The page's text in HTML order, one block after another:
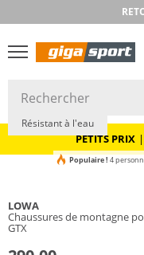
PETITS PRIX
PETITS PRIX |
GORE-TEX
Résistant à l'eau
Populaire ! 4
LOWA
Chaussures de montagne
GTX